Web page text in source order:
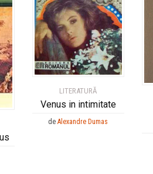
LITERATURĂ
Venus in intimitate
deAlexandre Dumas